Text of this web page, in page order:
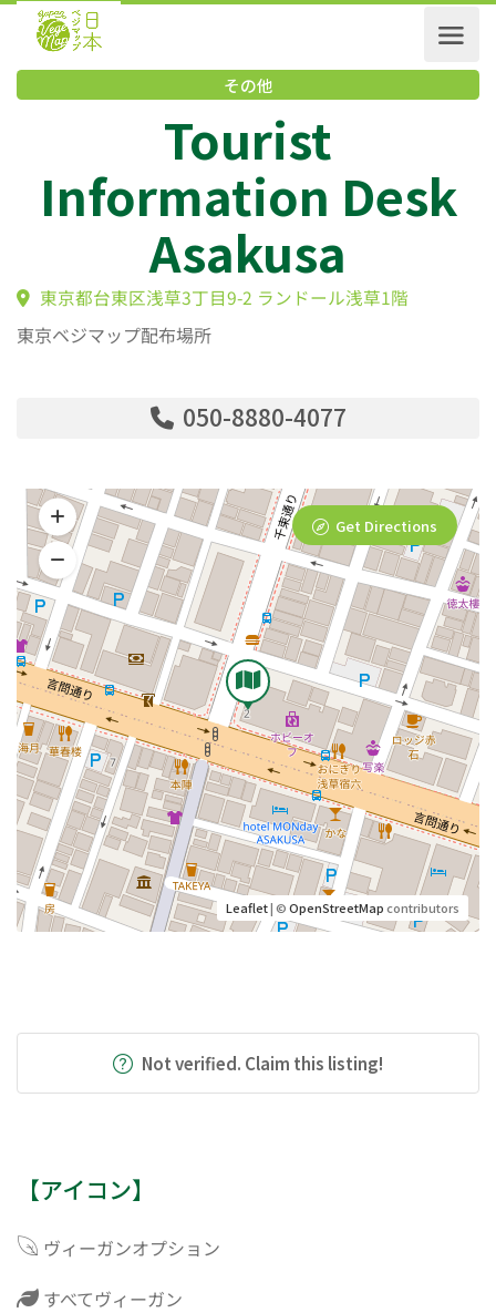
その他
Tourist
Information Desk
Asakusa
東京都台東区浅草3丁目9-2 ランドール浅草1階
東京ベジマップ配布場所
050-8880-4077
Leaflet| ©OpenStreetMapcontributors
Get Directions
Not verified. Claim this listing!
【アイコン】
ヴィーガンオプション
すべてヴィーガン